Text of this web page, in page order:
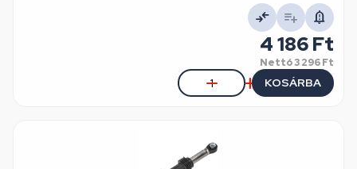
4 186 Ft
Nettó3 296 Ft
KOSÁRBA